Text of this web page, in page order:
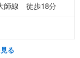
師線 徒歩18分
る